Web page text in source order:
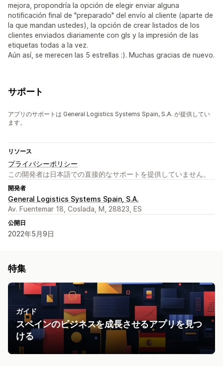
mejora, propondría la opción de elegir enviar alguna
notificación final de "preparado" del envío al cliente (aparte de
la que mandan ustedes), la opción de crear listados de los
clientes enviados diariamente con gls y la impresión de las
etiquetas todas a la vez.
Aún así, se merecen las 5 estrellas :). Muchas gracias de nuevo.
サポート
アプリのサポートは General Logistics Systems Spain, S.A. が提供してい
ます。
リソース
プライバシーポリシー
この開発者は日本語での直接的なサポートを提供していません。
開発者
General Logistics Systems Spain, S.A.
Av. Fuentemar 18, Coslada, M, 28823, ES
公開日
2022年5月9日
特集
ガイド
スペインのビジネスを成長させるアプリを見つ
ける